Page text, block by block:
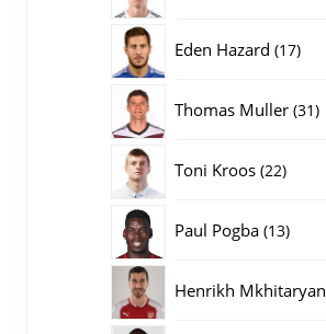
Eden Hazard 1717
Thomas Muller 3131
Toni Kroos 2222
Paul Pogba 1313
Henrikh Mkhitaryan